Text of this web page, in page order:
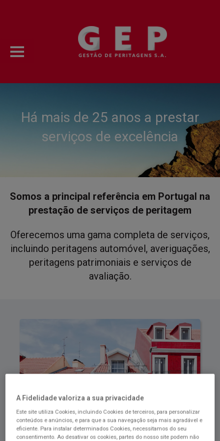
Há mais de 25 anos a prestar
serviços de excelência
Somos a principal referência em Portugal na
prestação de serviços de peritagem
Oferecemos uma gama completa de serviços,
incluindo peritagens automóvel, averiguações,
peritagens patrimoniais e serviços de
avaliação.
A Fidelidade valoriza a sua privacidade
Este site utiliza Cookies, incluindo Cookies de terceiros, para personalizar
conteúdos e anúncios, e para que a sua navegação seja mais agradável e
eficiente. Para instalar determinados Cookies, necessitamos do seu
consentimento. Ao desativar os cookies, partes do nosso site podem não